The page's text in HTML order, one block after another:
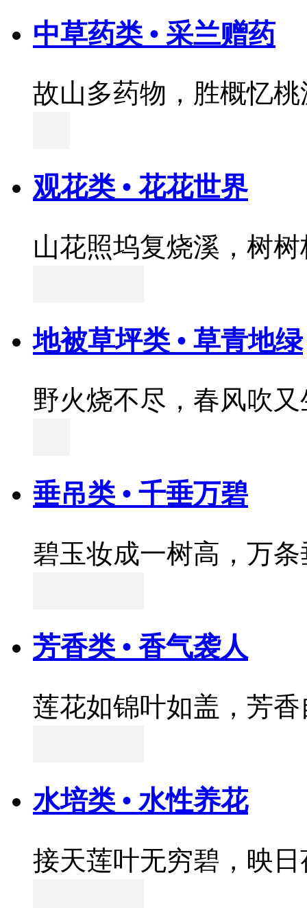
中草药类 • 采兰赠药
故山多药物，胜概忆桃
观花类 • 花花世界
山花照坞复烧溪，树
地被草坪类 • 草青地绿
野火烧不尽，春风吹又
垂吊类 • 千垂万碧
碧玉妆成一树高，万
芳香类 • 香气袭人
莲花如锦叶如盖，芳
水培类 • 水性养花
接天莲叶无穷碧，映